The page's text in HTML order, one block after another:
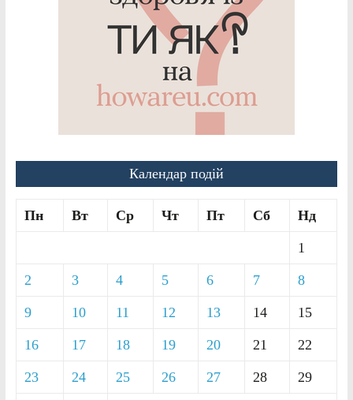
Календар подій
Пн Вт Ср Чт Пт Сб Нд
1
2 3 4 5 6 7 8
9 10 11 12 13 14 15
16 17 18 19 20 21 22
23 24 25 26 27 28 29